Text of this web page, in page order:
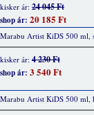
kisker ár: 24 045 Ft
shop ár: 20 185 Ft
Marabu Artist KiDS 500 ml,
kisker ár: 4 230 Ft
shop ár: 3 540 Ft
Marabu Artist KiDS 500 ml,